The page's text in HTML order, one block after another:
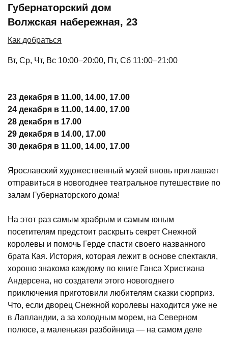
23 декабря в 11.00, 14.00, 17.00
24 декабря в 11.00, 14.00, 17.00
28 декабря в 17.00
29 декабря в 14.00, 17.00
30 декабря в 11.00, 14.00, 17.00
Ярославский художественный музей вновь приглашает
отправиться в новогоднее театральное путешествие по
залам Губернаторского дома!
На этот раз самым храбрым и самым юным
посетителям предстоит раскрыть секрет Снежной
королевы и помочь Герде спасти своего названного
брата Кая. История, которая лежит в основе спектакля,
хорошо знакома каждому по книге Ганса Христиана
Андерсена, но создатели этого новогоднего
приключения приготовили любителям сказки сюрприз.
Что, если дворец Снежной королевы находится уже не
в Лапландии, а за холодным морем, на Северном
полюсе, а маленькая разбойница — на самом деле
Губернаторский дом
Волжская набережная, 23
Как добраться
Вт, Ср, Чт, Вс 10:00–20:00, Пт, Сб 11:00–21:00